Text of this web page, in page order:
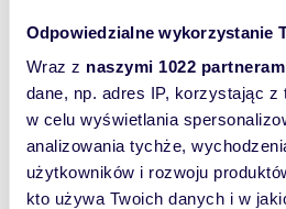
Odpowiedzialne wykorzystanie
Wraz z naszymi 1022
dane, np. adres IP, korzystając
w celu wyświetlania
analizowania tychże,
użytkowników i rozwoju
kto używa Twoich danych i w